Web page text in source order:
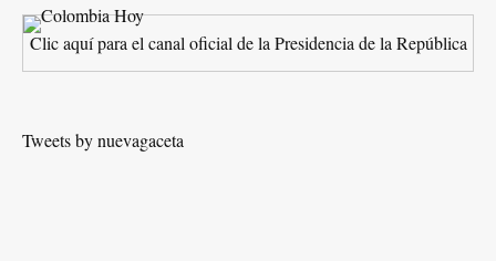
Clic aquí para el canal oficial de la Presidencia de la República
Tweets by nuevagaceta